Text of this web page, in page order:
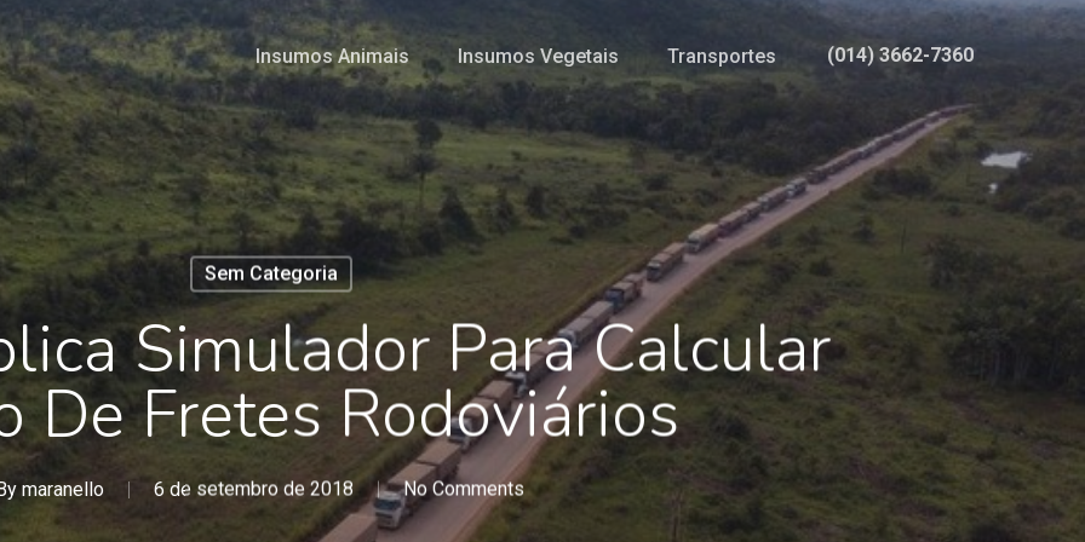
Insumos Animais Insumos Vegetais Transportes (014) 3662-7360
Sem Categoria
Simulador Para Calcular
De Fretes Rodoviários
maranello 6 de setembro de 2018 No Comments